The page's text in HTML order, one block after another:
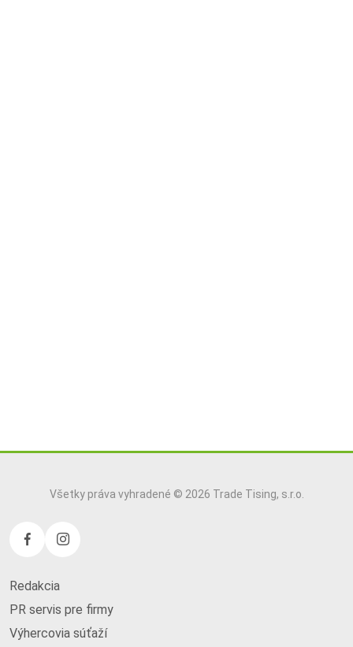
Všetky práva vyhradené © 2026 Trade Tising, s.r.o.
Redakcia
PR servis pre firmy
Výhercovia súťaží